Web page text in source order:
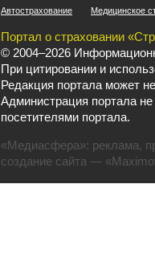
Автострахование Медицинское
Портал о страховании
© 2004–2026
При цитировании и
Редакция портала может
Администрация портала
посетителями портала.
«Медиасфера»: реклама,
создание сайта —